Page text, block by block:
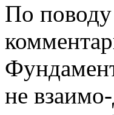
По поводу
не